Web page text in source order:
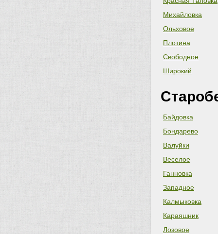
Михайловка
Ольховое
Плотина
Свободное
Широкий
Байдовка
Бондарево
Валуйки
Веселое
Ганновка
Западное
Калмыковка
Караяшник
Лозовое